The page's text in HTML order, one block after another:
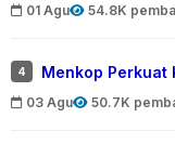
01 Agu 54.8K
4 Menkop Perkuat
03 Agu 50.7K